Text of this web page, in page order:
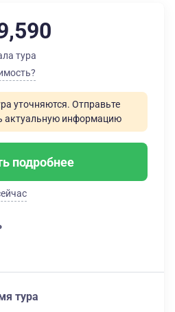
тура
уточняются. Отправьте
актуальную информацию
подробнее
тура